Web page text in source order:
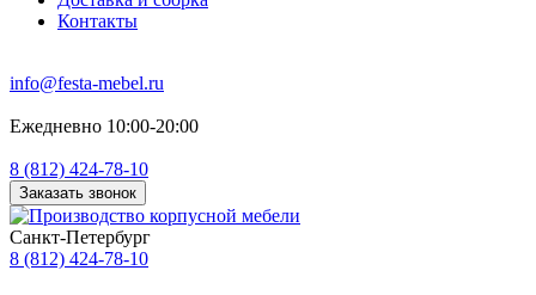
Контакты
info@festa-mebel.ru
Ежедневно 10:00-20:00
8 (812) 424-78-10
Заказать звонок
Санкт-Петербург
8 (812) 424-78-10